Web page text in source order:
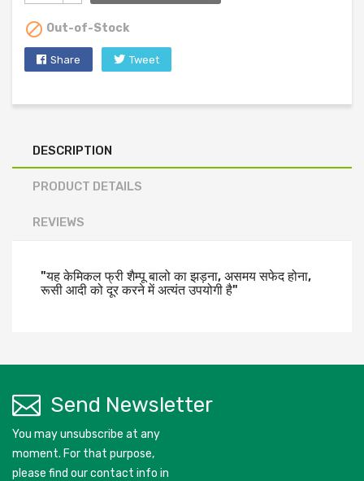
 Out-of-Stock
Share Tweet
DESCRIPTION
PRODUCT DETAILS
REVIEWS
"यह केमिकल फ्री शैम्पू बालो का झड़ना, असमय सफेद होना,
रूसी आदी को दूर करने में अत्यंत उपयोगी है"
Send Newsletter
You may unsubscribe at any
moment. For that purpose,
please find our contact info in